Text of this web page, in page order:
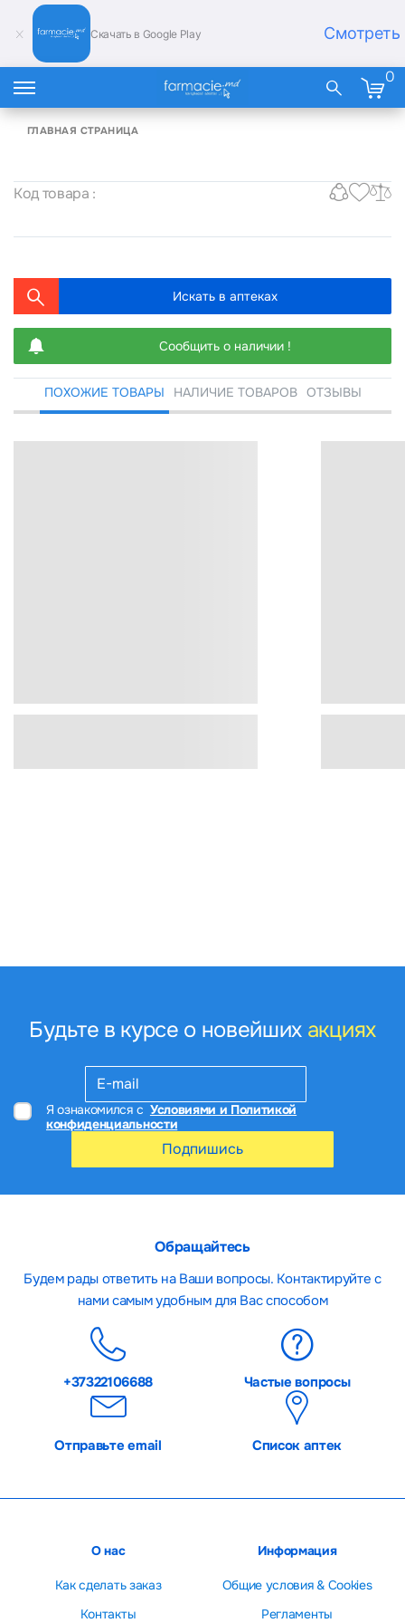
Скачать в Google Play Смотреть
0
ГЛАВНАЯ СТРАНИЦА
Код товара :
Искать в аптеках
Сообщить о наличии !
ПОХОЖИЕ ТОВАРЫ НАЛИЧИЕ ТОВАРОВ ОТЗЫВЫ
Будьте в курсе о новейших акциях
Я ознакомился с Условиями и Политикой
конфиденциальности
Подпишись
Обращайтесь
Будем рады ответить на Ваши вопросы. Контактируйте с
нами самым удобным для Вас способом
+37322106688 Частые вопросы
Отправьте email Список аптек
О нас
Как сделать заказ
Контакты
Информация
Общие условия & Cookies
Регламенты